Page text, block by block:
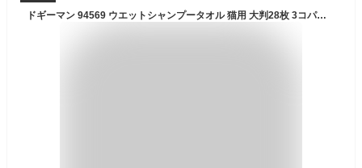
ドギーマン 94569 ウエットシャンプータオル 猫用 大判28枚 3コパック ドギーマンハヤシ アルコール不使用